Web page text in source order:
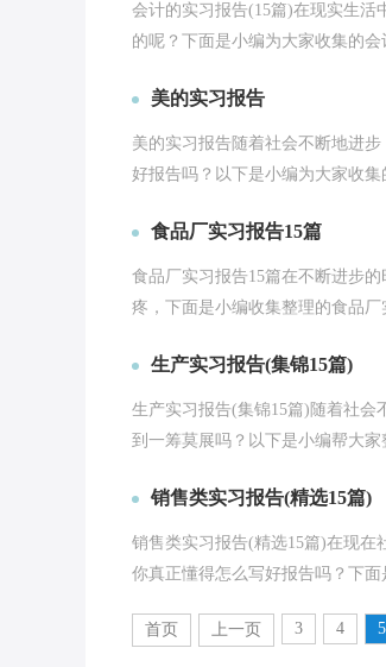
会计的实习报告(15篇)在现实生活
的呢？下面是小编为大家收集的
美的实习报告
美的实习报告随着社会不断地进
好报告吗？以下是小编为大家收
食品厂实习报告15篇
食品厂实习报告15篇在不断进步
疼，下面是小编收集整理的食品
生产实习报告(集锦15篇)
生产实习报告(集锦15篇)随着社会
到一筹莫展吗？以下是小编帮大
销售类实习报告(精选15篇)
销售类实习报告(精选15篇)在现在
你真正懂得怎么写好报告吗？下
首页 上一页 3 4 5